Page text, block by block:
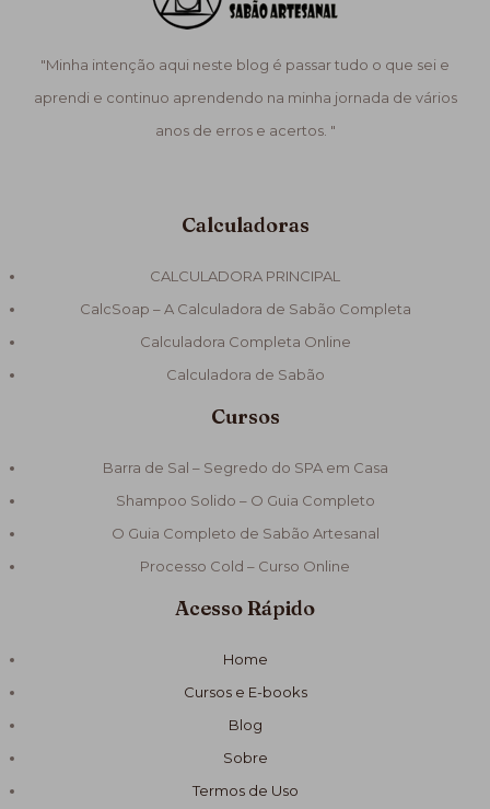
"Minha intenção aqui neste blog é passar tudo o que sei e
aprendi e continuo aprendendo na minha jornada de vários
anos de erros e acertos. "
Calculadoras
CALCULADORA PRINCIPAL
CalcSoap – A Calculadora de Sabão Completa
Calculadora Completa Online
Calculadora de Sabão
Cursos
Barra de Sal – Segredo do SPA em Casa
Shampoo Solido – O Guia Completo
O Guia Completo de Sabão Artesanal
Processo Cold – Curso Online
Acesso Rápido
Home
Cursos e E-books
Blog
Sobre
Termos de Uso